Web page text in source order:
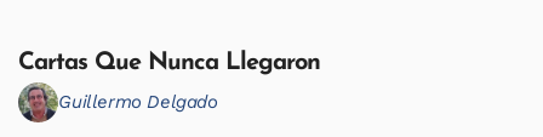
Cartas Que Nunca Llegaron
Guillermo Delgado